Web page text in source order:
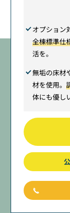
オプション
全棟標準仕
活を。
無垢の床材
材を使用。
体にも優し